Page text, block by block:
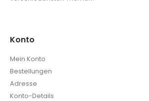
Konto
Mein Konto
Bestellungen
Adresse
Konto-Details